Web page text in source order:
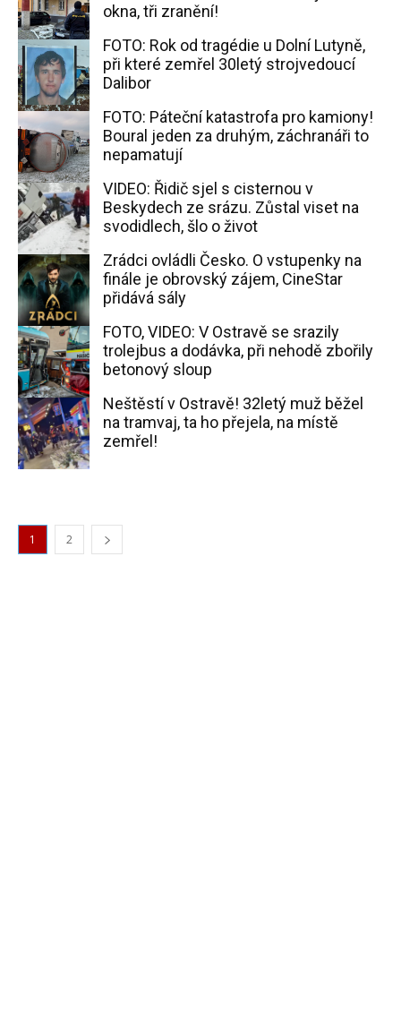
okna, tři zranění!
FOTO: Rok od tragédie u Dolní Lutyně,
při které zemřel 30letý strojvedoucí
Dalibor
FOTO: Páteční katastrofa pro kamiony!
Boural jeden za druhým, záchranáři to
nepamatují
VIDEO: Řidič sjel s cisternou v
Beskydech ze srázu. Zůstal viset na
svodidlech, šlo o život
Zrádci ovládli Česko. O vstupenky na
finále je obrovský zájem, CineStar
přidává sály
FOTO, VIDEO: V Ostravě se srazily
trolejbus a dodávka, při nehodě zbořily
betonový sloup
Neštěstí v Ostravě! 32letý muž běžel
na tramvaj, ta ho přejela, na místě
zemřel!
1 2